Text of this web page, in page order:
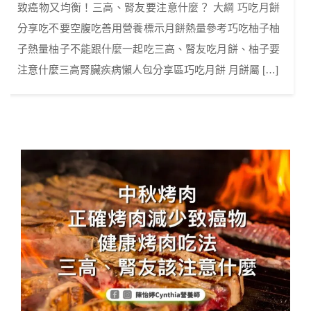
致癌物又均衡！三高、腎友要注意什麼？ 大綱 巧吃月餅
分享吃不要空腹吃善用營養標示月餅熱量參考巧吃柚子柚
子熱量柚子不能跟什麼一起吃三高、腎友吃月餅、柚子要
注意什麼三高腎臟疾病懶人包分享區巧吃月餅 月餅屬 […]